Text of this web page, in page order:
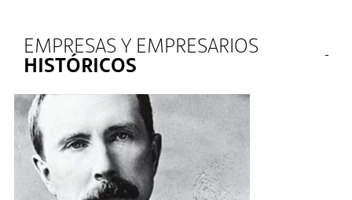
EMPRESAS Y EMPRESARIOS
HISTÓRICOS